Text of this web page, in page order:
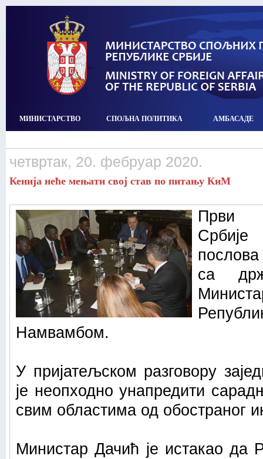
МИНИСТАРСТВО СПОЉНА ПОЛИТИКА АМБАСАДЕ
четвртак, 20. фебруар 2020.
Кенија неће мењати свој став по питању КиМ
Први
са
Намвамбом.
У пријатељском разговору
је неопходно унапредити
свим областима од обостраног
Министар Дачић је истакао да